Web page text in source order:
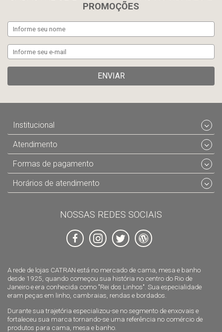
PROMOÇÕES
ENVIAR
A rede de lojas CATRAN está no mercado de cama, mesa e banho
desde 1925, quando começou sua história no centro do Rio de
Janeiro e era conhecida como "Rei dos Linhos". Sua especialidade
eram peças em linho, cambraias, rendas e bordados.
Durante sua trajetória especializou-se no segmento de enxovais e
fortaleceu sua marca tornando-se uma referência no comércio de
produtos para cama, mesa e banho.
Institucional
Atendimento
Formas de pagamento
Horários de atendimento
NOSSAS REDES SOCIAIS